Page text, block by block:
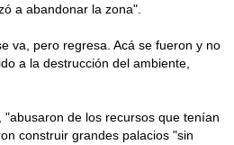
a abandonar la zona".
va, pero regresa. Acá se fueron y no
a la destrucción del ambiente,
de los recursos que tenían
construir grandes palacios "sin